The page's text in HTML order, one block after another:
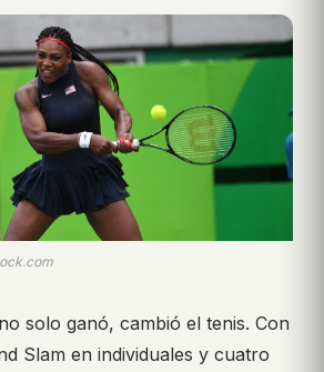
solo ganó, cambió el tenis. Con
Slam en individuales y cuatro